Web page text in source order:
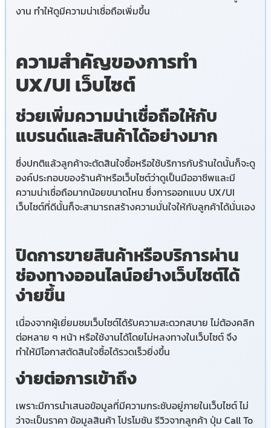
งาน ทำให้ดูมีความน่าเชื่อถือเพิ่มขึ้น
ความสำคัญของการทำ
UX/UI เว็บไซต์
ช่วยเพิ่มความน่าเชื่อถือให้กับ
แบรนด์และสินค้าได้อย่างมาก
ซึ่งปกติแล้วลูกค้าจะตัดสินใจซื้อหรือใช้บริการกับร้านใดนั้นก็จะดู
องค์ประกอบของร้านค้าหรือเว็บไซต์ว่าดูเป็นมืออาชีพและมี
ความน่าเชื่อถือมากน้อยขนาดไหน ซึ่งการออกแบบ UX/UI
เว็บไซต์ที่ดีนั้นก็จะสามารถสร้างความมั่นใจให้กับลูกค้าได้นั่นเอง
ปิดการขายสินค้าหรือบริการผ่าน
ช่องทางออนไลน์อย่างเว็บไซต์ได้
ง่ายขึ้น
เนื่องจากผู้เยี่ยมชมเว็บไซต์ได้รับความสะดวกสบาย ไม่ต้องคลิก
ต่อหลาย ๆ หน้า หรือใช้งานได้โดยไม่หลงทางในเว็บไซต์ จึง
ทำให้มีโอกาสตัดสินใจซื้อได้รวดเร็วยิ่งขึ้น
ง่ายต่อการเข้าถึง
เพราะมีการนำเสนอข้อมูลที่มีความกระชับอยู่ภายในเว็บไซต์ ไม่
ว่าจะเป็นราคา ข้อมูลสินค้า โปรโมชัน รีวิวจากลูกค้า ปุ่ม Call To